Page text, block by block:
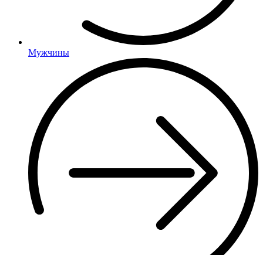
Мужчины